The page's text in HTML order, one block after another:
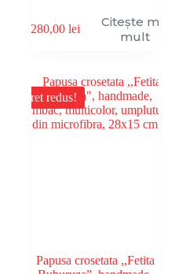
280,00lei
Citește mai
mult
Pret redus!
Papusa crosetata ,,Fetita